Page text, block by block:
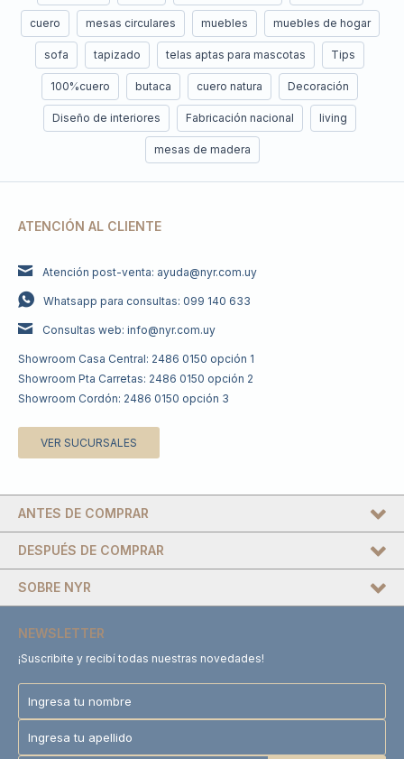
cuero mesas circulares muebles muebles de hogar
sofa tapizado telas aptas para mascotas Tips
100%cuero butaca cuero natura Decoración
Diseño de interiores Fabricación nacional living
mesas de madera
ATENCIÓN AL CLIENTE
Atención post-venta: ayuda@nyr.com.uy
Whatsapp para consultas: 099 140 633
Consultas web: info@nyr.com.uy
Showroom Casa Central: 2486 0150 opción 1
Showroom Pta Carretas: 2486 0150 opción 2
Showroom Cordón: 2486 0150 opción 3
VER SUCURSALES
DESPUÉS DE COMPRAR
SOBRE NYR
ANTES DE COMPRAR
NEWSLETTER
¡Suscribite y recibí todas nuestras novedades!